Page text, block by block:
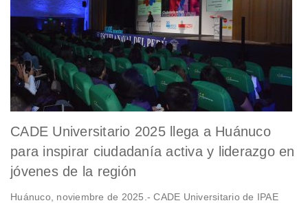
CADE Universitario 2025 llega a Huánuco
para inspirar ciudadanía activa y liderazgo en
jóvenes de la región
Huánuco, noviembre de 2025.- CADE Universitario de IPAE